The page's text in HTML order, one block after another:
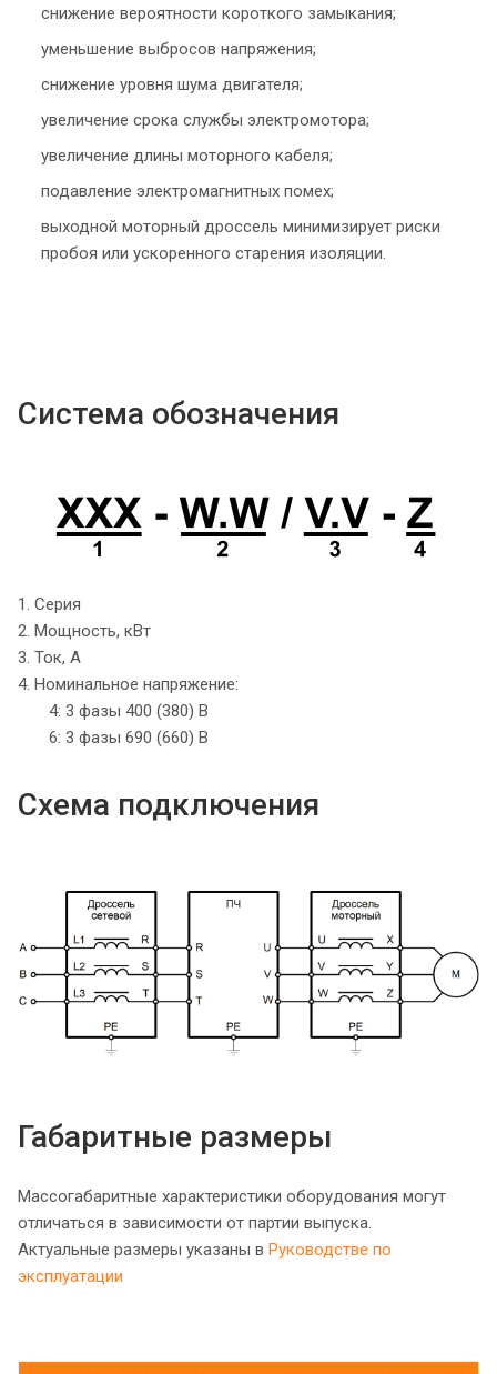
снижение вероятности короткого замыкания;
уменьшение выбросов напряжения;
снижение уровня шума двигателя;
увеличение срока службы электромотора;
увеличение длины моторного кабеля;
подавление электромагнитных помех;
выходной моторный дроссель минимизирует риски
пробоя или ускоренного старения изоляции.
Система обозначения
1. Серия
2. Мощность, кВт
3. Ток, А
4. Номинальное напряжение:
4: 3 фазы 400 (380) В
6: 3 фазы 690 (660) В
Схема подключения
Габаритные размеры
Массогабаритные характеристики оборудования могут
отличаться в зависимости от партии выпуска.
Актуальные размеры указаны в Руководстве по
эксплуатации